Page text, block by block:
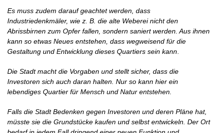
Es muss zudem darauf geachtet werden, dass
Industriedenkmäler, wie z. B. die alte Weberei nicht den
Abrissbirnen zum Opfer fallen, sondern saniert werden. Aus ihnen
kann so etwas Neues entstehen, dass wegweisend für die
Gestaltung und Entwicklung dieses Quartiers sein kann
Die Stadt macht die Vorgaben und stellt sicher, dass die
Investoren sich auch daran halten. Nur so kann hier ein
lebendiges Quartier für Mensch und Natur entstehen.
Falls die Stadt Bedenken gegen Investoren und deren Pläne hat,
müsste sie die Grundstücke kaufen und selbst entwickeln. Der Ort